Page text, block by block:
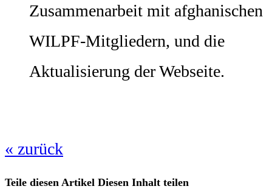
Zusammenarbeit mit afghanischen
WILPF-Mitgliedern, und die
Aktualisierung der Webseite.
« zurück
Teile diesen Artikel Diesen Inhalt teilen